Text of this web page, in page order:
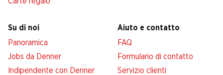
Su di noi
Panoramica
Jobs da Denner
Indipendente con Denner
Aiuto e contatto
FAQ
Formulario di contatto
Servizio clienti